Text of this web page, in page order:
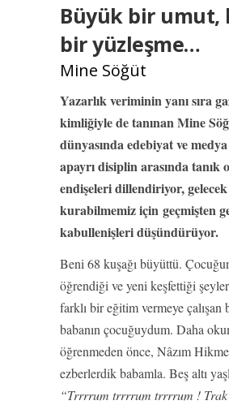
Büyük bir umut,
bir yüzleşme…
Mine Söğüt
Yazarlık veriminin yanı sıra
kimliğiyle de tanınan Mine
dünyasında edebiyat ve
apayrı disiplin arasında tanık
endişeleri dillendiriyor,
kurabilmemiz için geçmişten
kabullenişleri düşündürüyor.
Beni 68 kuşağı büyüttü.
öğrendiği ve yeni keşfettiği
farklı bir eğitim vermeye çalışan
babanın çocuğuydum. Daha
öğrenmeden önce, Nâzım
ezberlerdik babamla. Beş altı
“Trrrrum trrrrum trrrrum !